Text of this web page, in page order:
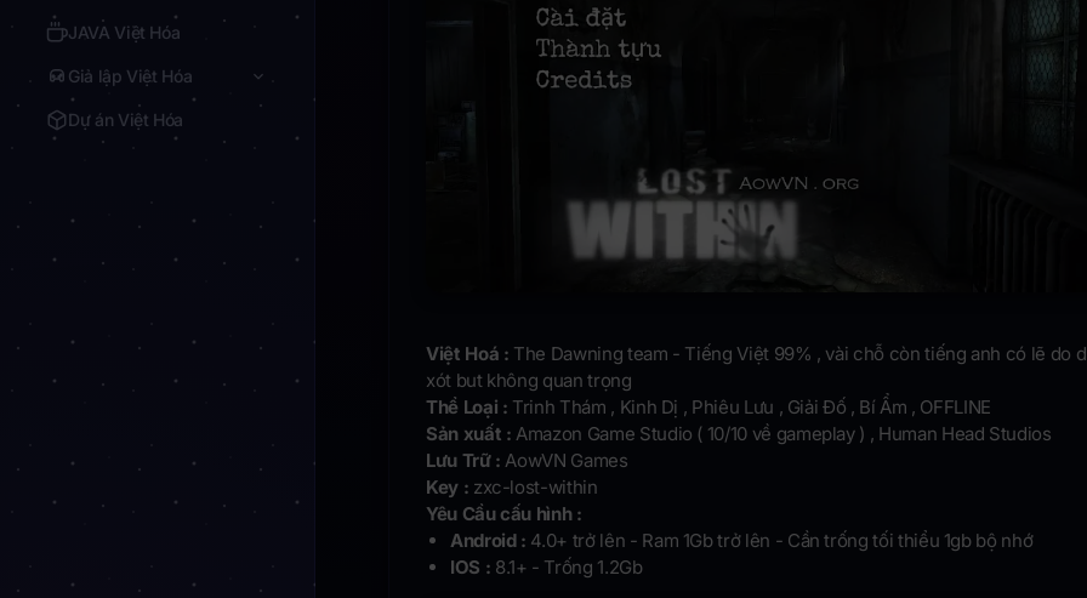
JAVA Việt Hóa
Giả lập Việt Hóa
Dự án Việt Hóa
Việt Hoá : The Dawning team - Tiếng Việt 99% , vài chỗ còn tiếng anh có lẽ do
xót but không quan trọng
Thể Loại : Trinh Thám , Kinh Dị , Phiêu Lưu , Giải Đố , Bí Ẩm , OFFLINE
Sản xuất : Amazon Game Studio ( 10/10 về gameplay ) , Human Head Studios
Lưu Trữ : AowVN Games
Key : zxc-lost-within
Yêu Cầu cấu hình :
Android : 4.0+ trở lên - Ram 1Gb trở lên - Cần trống tối thiểu 1gb bộ nhớ
IOS : 8.1+ - Trống 1.2Gb